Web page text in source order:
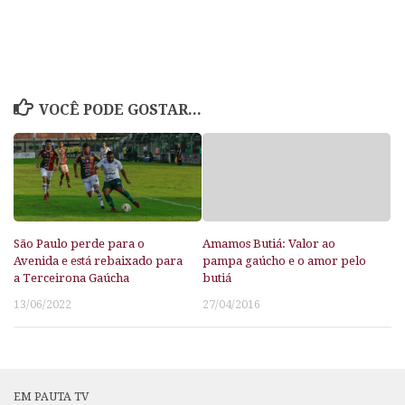
VOCÊ PODE GOSTAR...
São Paulo perde para o
Avenida e está rebaixado para
a Terceirona Gaúcha
13/06/2022
Amamos Butiá: Valor ao
pampa gaúcho e o amor pelo
butiá
27/04/2016
EM PAUTA TV